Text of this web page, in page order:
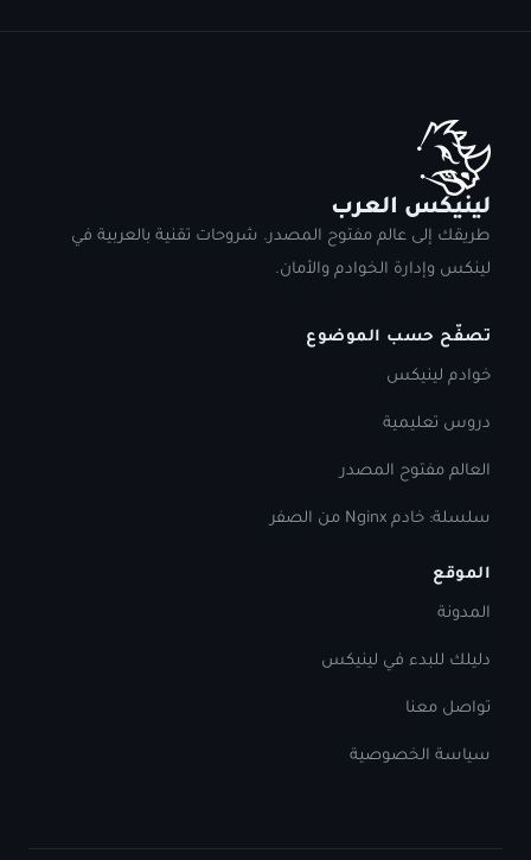
لينيكس العرب
طريقك إلى عالم مفتوح المصدر. شروحات تقنية بالعربية في
لينكس وإدارة الخوادم والأمان.
تصفّح حسب الموضوع
خوادم لينيكس
دروس تعليمية
العالم مفتوح المصدر
سلسلة: خادم Nginx من الصفر
الموقع
المدونة
دليلك للبدء في لينيكس
تواصل معنا
سياسة الخصوصية